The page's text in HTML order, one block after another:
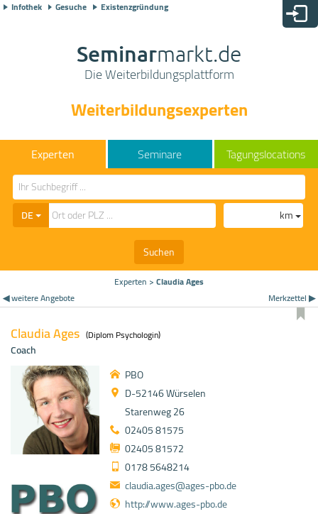
Infothek Gesuche Existenzgründung
Seminarmarkt.de
Die Weiterbildungsplattform
Weiterbildungsexperten
Seminare Tagungslocations
DE
km
Suchen
Experten >Claudia Ages
◀ weitere Angebote
Merkzettel ▶
Claudia Ages (Diplom Psychologin)
Coach
PBO
D-52146 Würselen
Starenweg 26
02405 81575
02405 81572
0178 5648214
claudia.ages@ages-pbo.de
http://www.ages-pbo.de